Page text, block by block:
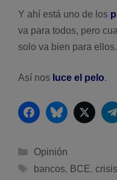
Y ahí­ está uno de los
va para todos, pero
solo va bien para ellos.
Así­ nos luce el pelo.
FacebookBluesky Twitter
Categorías
Opinión
Etiquetas
bancos, BCE, crisis